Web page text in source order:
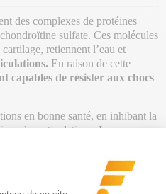
des complexes de protéines
sulfate. Ces molécules
retiennent l’eau et
En raison de cette
capables de résister aux chocs
en bonne santé, en inhibant la
des articulations. La
causées par l’arthrite
recours aux anti-inflammatoires
avantages du produit Joint-x
contrairement aux